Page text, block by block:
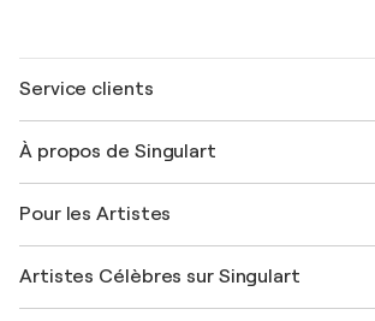
Service clients
Expédition
Offrir une carte cadeau
Rejoignez notre programme commercial
Mon compte
+33 1 76 44 06 42
À propos de Singulart
FAQ
Magazine Singulart
Emplois
Pour les Artistes
Se connecter en tant qu'Artiste
Artistes Célèbres sur Singulart